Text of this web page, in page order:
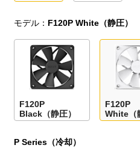
モデル： F120P White（静圧）
F120P
Black（静圧）
F120P
White（
P Series（冷却）